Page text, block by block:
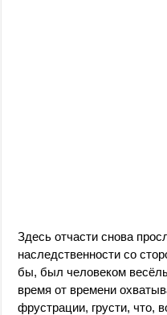
Здесь отчасти снова
наследственности со
бы, был человеком
время от времени
фрустрации, грусти, что,